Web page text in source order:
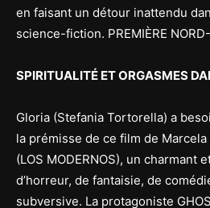
en faisant un détour inattendu
science-fiction. PREMIÈRE
SPIRITUALITÉ ET ORGASMES
Gloria (Stefania Tortorella) a
la prémisse de ce film de
(LOS MODERNOS), un charmant
d’horreur, de fantaisie, de
subversive. La protagoniste